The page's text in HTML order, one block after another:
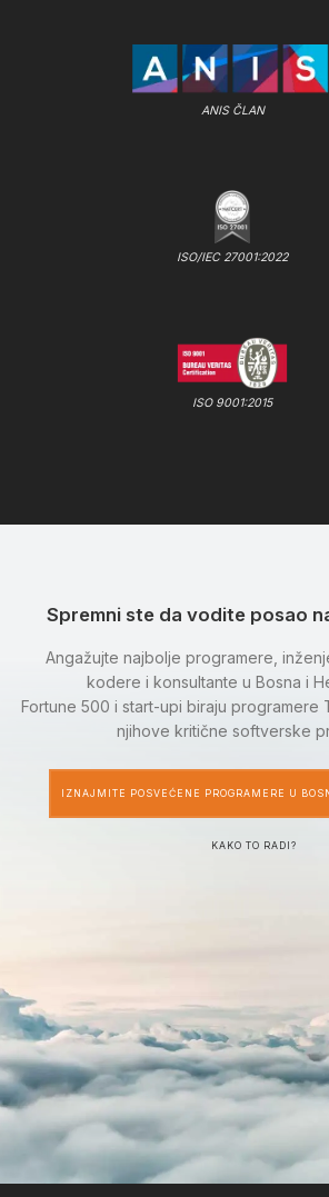
ANIS ČLAN
ISO/IEC 27001:2022
ISO 9001:2015
Spremni ste da vodite posao
Angažujte najbolje programere,
kodere i konsultante u Bosna i
Fortune 500 i start-upi biraju programere
njihove kritične softverske
IZNAJMITE POSVEĆENE PROGRAMERE U
KAKO TO RADI?